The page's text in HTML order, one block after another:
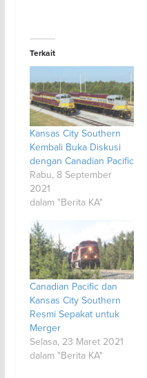
Terkait
Kansas City Southern
Kembali Buka Diskusi
dengan Canadian Pacific
Rabu, 8 September
2021
dalam "Berita KA"
Canadian Pacific dan
Kansas City Southern
Resmi Sepakat untuk
Merger
Selasa, 23 Maret 2021
dalam "Berita KA"